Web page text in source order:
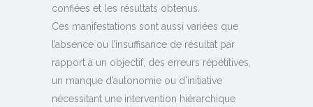
confiées et les résultats obtenus.
Ces manifestations sont aussi variées que
l’absence ou l’insuffisance de résultat par
rapport à un objectif, des erreurs répétitives,
un manque d’autonomie ou d’initiative
nécessitant une intervention hiérarchique